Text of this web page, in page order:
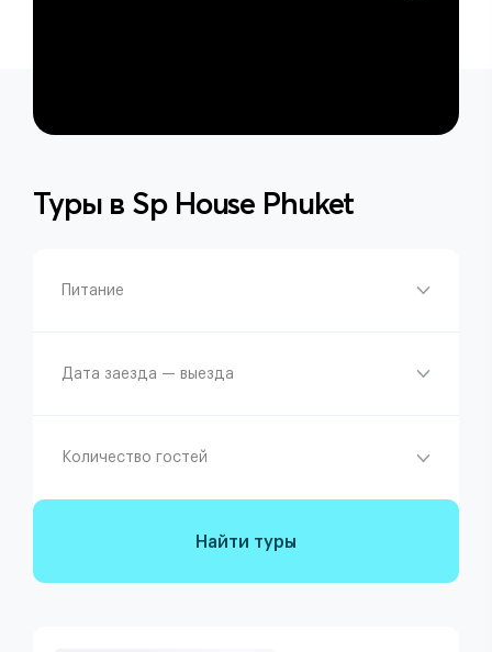
Туры в Sp House Phuket
Питание
Дата заезда — выезда
Количество гостей
Найти туры